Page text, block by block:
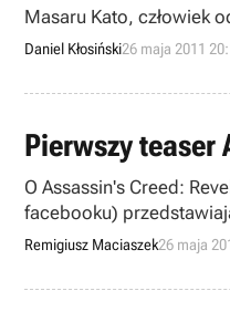
Masaru Kato, człowiek
Daniel Kłosiński26 maja 2011
Pierwszy teaser
O Assassin's Creed:
facebooku)
pierwszej części gry.
Remigiusz Maciaszek26 maja